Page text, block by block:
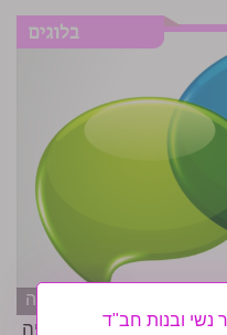
הגדלה
עבדתי בחשק ובנחת. היה
נשי ובנות חב"ד